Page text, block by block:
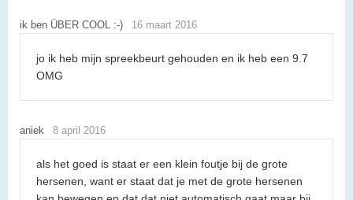
ik ben ÜBER COOL :-) 16 maart 2016
jo ik heb mijn spreekbeurt gehouden en ik heb een 9.7
OMG
aniek 8 april 2016
als het goed is staat er een klein foutje bij de grote
hersenen, want er staat dat je met de grote hersenen